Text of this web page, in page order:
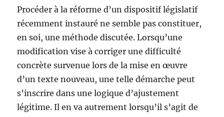
Procéder à la réforme d’un dispositif législatif
récemment instauré ne semble pas constituer,
en soi, une méthode discutée. Lorsqu’une
modification vise à corriger une difficulté
concrète survenue lors de la mise en œuvre
d’un texte nouveau, une telle démarche peut
s’inscrire dans une logique d’ajustement
légitime. Il en va autrement lorsqu’il s’agit de